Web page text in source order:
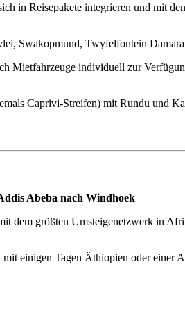
in Reisepakete integrieren und mit
Swakopmund, Twyfelfontein
Mietfahrzeuge individuell zur
Caprivi-Streifen) mit Rundu und
Abeba nach Windhoek
dem größten Umsteigenetzwerk in
einigen Tagen Äthiopien oder einer